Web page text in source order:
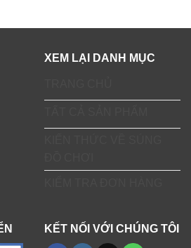
XEM LẠI DANH MỤC
KẾT NỐI VỚI CHÚNG TÔI